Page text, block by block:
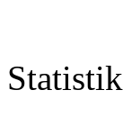
Statistik